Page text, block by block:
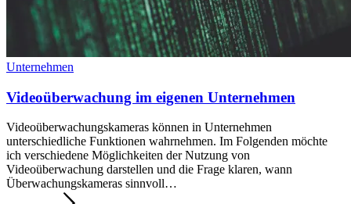
Unternehmen
Videoüberwachung im eigenen Unternehmen
Videoüberwachungskameras können in Unternehmen
unterschiedliche Funktionen wahrnehmen. Im Folgenden möchte
ich verschiedene Möglichkeiten der Nutzung von
Videoüberwachung darstellen und die Frage klaren, wann
Überwachungskameras sinnvoll…